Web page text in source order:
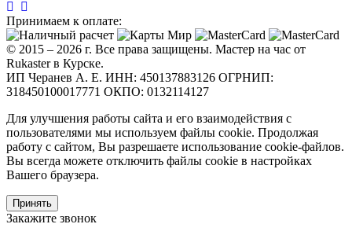
Принимаем к оплате:
© 2015 – 2026 г. Все права защищены. Мастер на час от
Rukaster в Курске.
ИП Черанев А. Е. ИНН: 450137883126 ОГРНИП:
318450100017771 ОКПО: 0132114127
Для улучшения работы сайта и его взаимодействия с
пользователями мы используем файлы cookie. Продолжая
работу с сайтом, Вы разрешаете использование cookie-файлов.
Вы всегда можете отключить файлы cookie в настройках
Вашего браузера.
Принять
Закажите звонок